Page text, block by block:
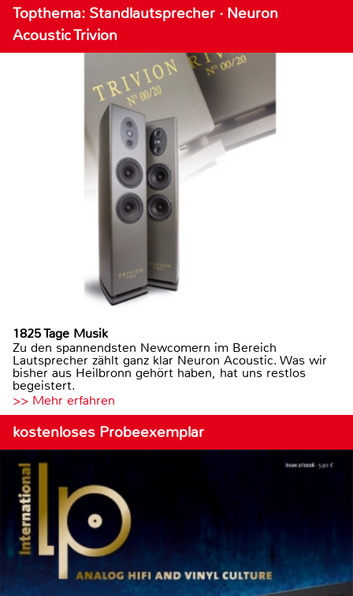
Topthema: Standlautsprecher · Neuron
Acoustic Trivion
1825 Tage Musik
Zu den spannendsten Newcomern im Bereich
Lautsprecher zählt ganz klar Neuron Acoustic. Was wir
bisher aus Heilbronn gehört haben, hat uns restlos
begeistert.
>> Mehr erfahren
kostenloses Probeexemplar